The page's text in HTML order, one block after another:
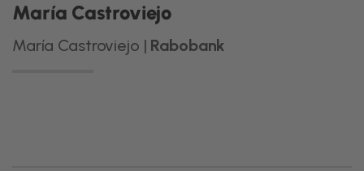
María Castroviejo
María Castroviejo | Rabobank